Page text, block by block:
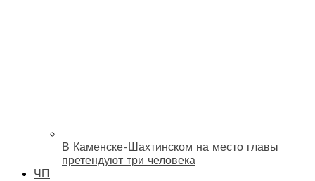
В Каменске-Шахтинском на место главы
претендуют три человека
ЧП